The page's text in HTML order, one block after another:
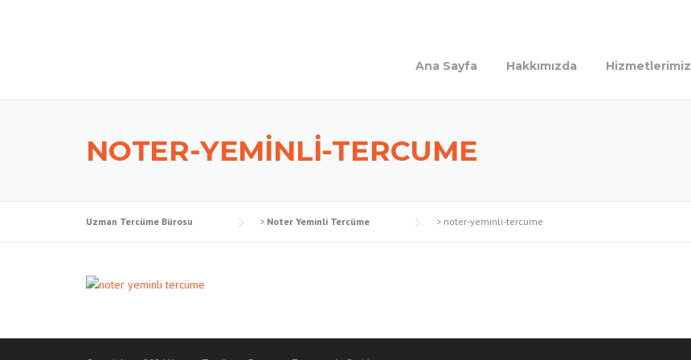
Ana Sayfa Hakkımızda Hizmetlerimiz
NOTER-YEMINLI-TERCUME
Uzman Tercüme Bürosu > Noter Yeminli Tercüme > noter-yeminli-tercume